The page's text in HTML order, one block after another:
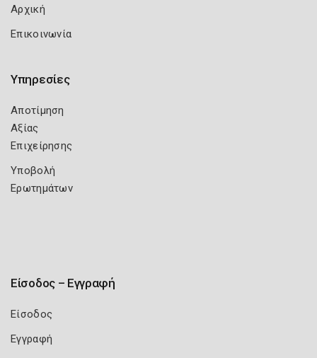
Αρχική
Επικοινωνία
Υπηρεσίες
Αποτίμηση
Αξίας
Επιχείρησης
Υποβολή
Ερωτημάτων
Είσοδος – Εγγραφή
Είσοδος
Εγγραφή